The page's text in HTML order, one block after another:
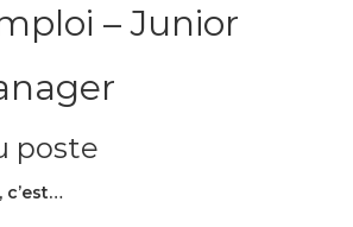
– Junior
poste
c’est…